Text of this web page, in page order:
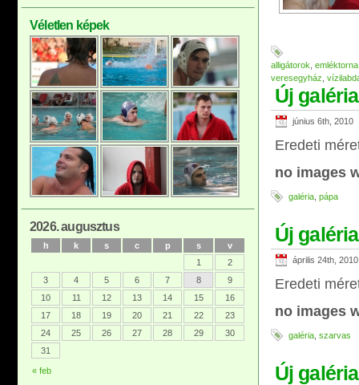
alligátorok emléktorna
veresegyház
Új
június 6th, 2010
Eredeti
no images
galéria pápa
Új
április 24th, 2010
Eredeti
no images
galéria szarvas
Új
Véletlen képek
2026. augusztus
h k s c p s v
« feb
1
2
3
4 5 6 7 8
9
10
11 12 13 14 15
16
17
18 19 20 21 22
23
24
25 26 27 28 29
30
31